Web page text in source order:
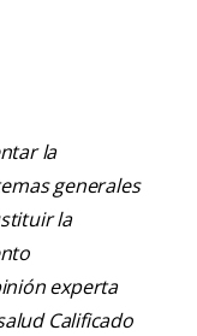
la
generales
la
experta
Calificado